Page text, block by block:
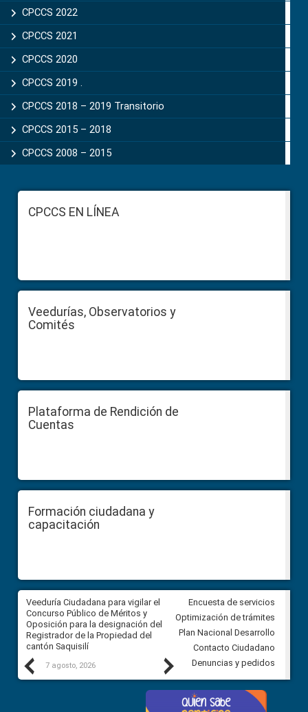
CPCCS 2022
CPCCS 2021
CPCCS 2020
CPCCS 2019 .
CPCCS 2018 – 2019 Transitorio
CPCCS 2015 – 2018
CPCCS 2008 – 2015
FooterCPCCS EN LÍNEA
Veedurías, Observatorios y
Comités
Plataforma de Rendición de
Cuentas
Formación ciudadana y
capacitación
Previous
Veeduría Ciudadana para vigilar el
Concurso Público de Méritos y
Oposición para la designación del
Registrador de la Propiedad del
cantón Saquisilí
7 agosto, 2026
Veeduría Ciudadana para
construcción del asfaltado de
Ballenita del cantón Santa
7 agosto, 2026
Next
Encuesta de servicios
Optimización de trámites
Plan Nacional Desarrollo
Contacto Ciudadano
Denuncias y pedidos